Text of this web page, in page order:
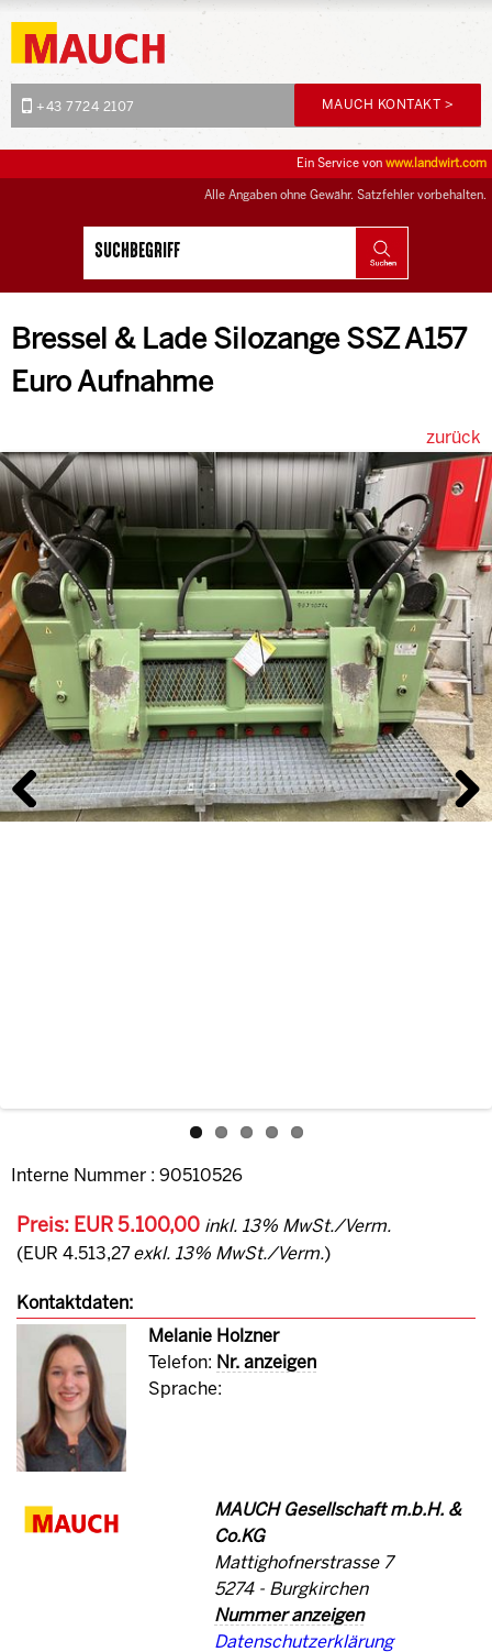
+43 7724 2107 MAUCH KONTAKT >
Alle Angaben ohne Gewähr. Satzfehler vorbehalten.
Ein Service von www.landwirt.com
Bressel & Lade Silozange SSZ A157
Euro Aufnahme
zurück
Interne Nummer : 90510526
Preis: EUR 5.100,00 inkl. 13% MwSt./Verm.
(EUR 4.513,27 exkl. 13% MwSt./Verm.)
Kontaktdaten:
Melanie Holzner
Telefon: Nr. anzeigen
Sprache:
MAUCH Gesellschaft m.b.H. &
Co.KG
Mattighofnerstrasse 7
5274 - Burgkirchen
Nummer anzeigen
Datenschutzerklärung